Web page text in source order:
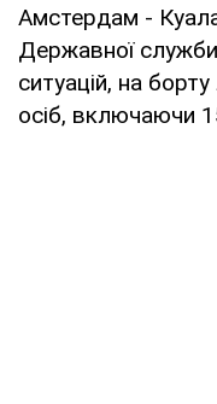
Амстердам -
Державної
ситуацій, на
осіб, включаючи